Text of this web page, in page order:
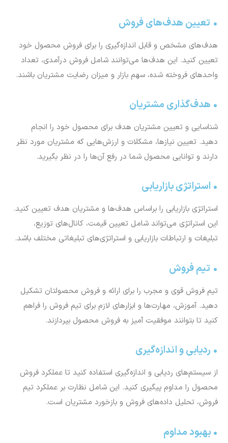
• تعیین هدف‌های فروش
هدف‌های مشخص و قابل اندازه‌گیری را برای فروش محصول خود
تعیین کنید. این هدف‌ها می‌توانند شامل فروش درآمدی، تعداد
واحد‌های فروخته شده، سهم بازار و میزان رضایت مشتریان باشند.
• هدف‌گذاری مشتریان
شناسایی و تعیین مشتریان هدف برای محصول خود را انجام
دهید. تعیین نیازها، مشکلات و ارزش‌هایی که مشتریان مورد نظر
دارند و توانایی محصول شما در رفع آن‌ها را در نظر بگیرید.
• استراتژی بازاریابی
استراتژی بازاریابی را براساس هدف‌ها و مشتریان هدف تعیین کنید.
این استراتژی می‌تواند شامل تعیین قیمت، کانال‌های توزیع،
تبلیغات و ارتباطات بازاریابی و استراتژی‌های تبلیغاتی مختلف باشد.
• تیم فروش
تیم فروش قوی و مجرب را برای ارائه و فروش محصولتان تشکیل
دهید. آموزش، مهارت‌ها و ابزارهای لازم برای تیم فروش را فراهم
کنید تا بتوانند موفقیت آمیز به فروش محصول بپردازند.
• ردیابی و اندازه‌گیری
از سیستم‌های ردیابی و اندازه‌گیری استفاده کنید تا عملکرد فروش
محصول را مداوم پیگیری کنید. این شامل نظارت بر عملکرد تیم
فروش، تحلیل داده‌های فروش و بازخورد مشتریان است.
• بهبود مداوم